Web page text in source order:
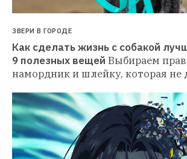
ЗВЕРИ В ГОРОДЕ
Как сделать жизнь с собакой
9 полезных вещей Выбираем
намордник и шлейку, которая не